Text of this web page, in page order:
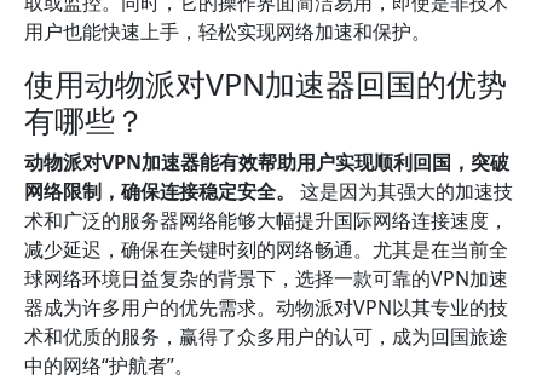
用户也能快速上手，轻松实现网络加速和保护。
使用动物派对VPN加速器回国的优势
有哪些？
动物派对VPN加速器能有效帮助用户实现顺利回国，突破
网络限制，确保连接稳定安全。
这是因为其强大的加速技
术和广泛的服务器网络能够大幅提升国际网络连接速度，
减少延迟，确保在关键时刻的网络畅通。尤其是在当前全
球网络环境日益复杂的背景下，选择一款可靠的VPN加速
器成为许多用户的优先需求。动物派对VPN以其专业的技
术和优质的服务，赢得了众多用户的认可，成为回国旅途
中的网络“护航者”。